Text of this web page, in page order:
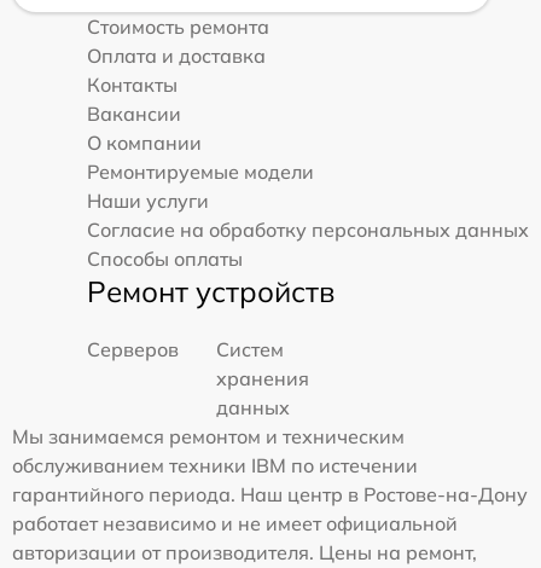
Стоимость ремонта
Оплата и доставка
Контакты
Вакансии
О компании
Ремонтируемые модели
Наши услуги
Согласие на обработку персональных данных
Способы оплаты
Ремонт устройств
Серверов
Систем
хранения
данных
Мы занимаемся ремонтом и техническим
обслуживанием техники IBM по истечении
гарантийного периода. Наш центр в Ростове-на-Дону
работает независимо и не имеет официальной
авторизации от производителя. Цены на ремонт,